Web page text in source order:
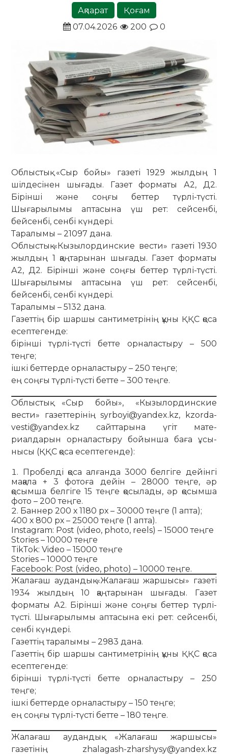
Ақпарат
Қоғам
07.04.2026
200 0
Облыстық «Сыр бойы» газеті 1929 жылдың 1
шілдесінен шығады. Газет форматы А2, Д2.
Бірінші және соңғы беттер түрлі-түсті.
Шығарылымы аптасына үш рет: сейсенбі,
бейсенбі, сенбі күндері.
Таралымы – 21097 дана.
Облыстық «Кызылординские вести» газеті 1930
жылдың 1 қаңтарынан шығады. Газет форматы
А2, Д2. Бірінші және соңғы беттер түрлі-түсті.
Шығарылымы аптасына үш рет: сейсенбі,
бейсенбі, сенбі күндері.
Таралымы – 5132 дана.
Газеттің бір шаршы сантиметрінің құны ҚҚС қоса
есептегенде:
бірінші түрлі-түсті бетте орналастыру – 500
теңге;
ішкі беттерде орналастыру – 250 теңге;
ең соңғы түрлі-түсті бетте – 300 теңге.
Облыстық «Сыр бойы», «Кызылординские
вести» газет­те­рінің syrboyi@yandex.kz, kzorda-
vesti@yandex.kz сайт­та­рына үгіт мате­
риалдарын орналастыру бойынша баға ұсы­
нысы (ҚҚС қоса есеп­те­генде):
Пробелді қоса алғанда 3000 белгіге дейінгі
мақала + 3 фотоға дейін – 28000 теңге, әр
қосымша белгіге 15 теңге қосылады, әр қосымша
фото – 200 теңге.
Баннер 200 х 1180 рх – 30000 теңге (1 апта);
400 х 800 рх – 25000 теңге (1 апта).
Instagram: Post (video, photo, reels) – 15000 теңге
Stories – 10000 теңге
TikTok: Video – 15000 теңге
Stories – 10000 теңге
Facebook: Post (video, photo) – 10000 теңге.
Жалағаш аудандық «Жалағаш жаршысы» газеті
1934 жылдың 10 қаңтарынан шығады. Газет
форматы А2. Бірінші және соңғы беттер түрлі-
түсті. Шығарылымы аптасына екі рет: сейсенбі,
сенбі күндері.
Газеттің таралымы – 2983 дана.
Газеттің бір шаршы сантиметрінің құны ҚҚС қоса
есептегенде:
бірінші түрлі-түсті бетте орналастыру – 250
теңге;
ішкі беттерде орналастыру – 150 теңге;
ең соңғы түрлі-түсті бетте – 180 теңге.
Жалағаш аудандық «Жалағаш жаршысы»
газетінің zhalagash-zharshysy@yandex.kz